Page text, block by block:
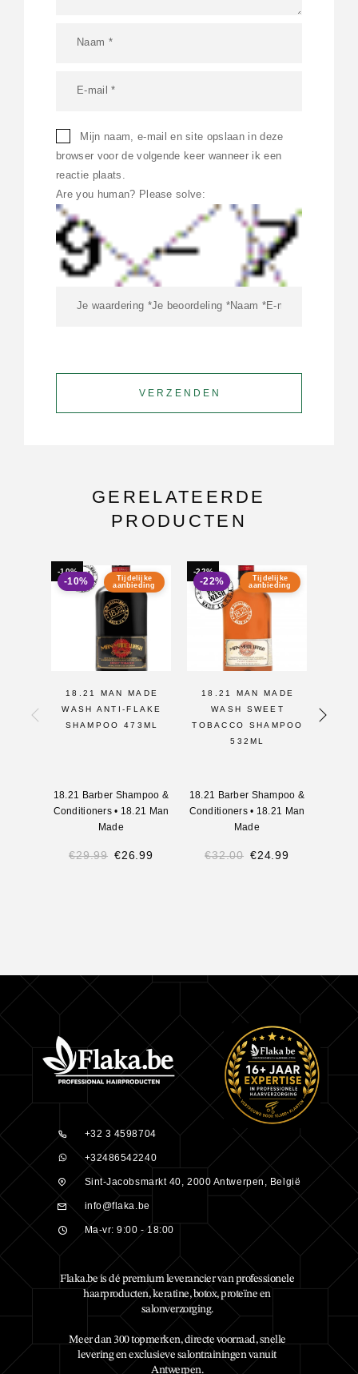
Mijn naam, e-mail en site opslaan in deze
browser voor de volgende keer wanneer ik een
reactie plaats.
Are you human? Please solve:
GERELATEERDE
PRODUCTEN
-10%
Tijdelijke
aanbieding
-10%
18.21 MAN MADE
WASH ANTI-FLAKE
SHAMPOO 473ML
18.21 Barber Shampoo &
Conditioners• 18.21 Man
Made
€29.99 €26.99
-22%
Tijdelijke
aanbieding
-22%
18.21 MAN MADE
WASH SWEET
TOBACCO SHAMPOO
532ML
18.21 Barber Shampoo &
Conditioners• 18.21 Man
Made
€32.00 €24.99
+32 3 4598704
+32486542240
Sint-Jacobsmarkt 40, 2000 Antwerpen, België
info@flaka.be
Ma-vr: 9:00 - 18:00
Flaka.be is dé premium leverancier van professionele
haarproducten, keratine, botox, proteïne en
salonverzorging.
Meer dan 300 topmerken, directe voorraad, snelle
levering en exclusieve salontrainingen vanuit
Antwerpen.